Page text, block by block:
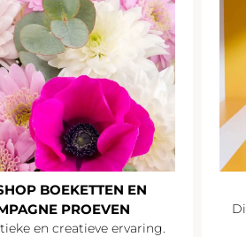
BOEKETTEN EN
PROEVEN
en creatieve ervaring.